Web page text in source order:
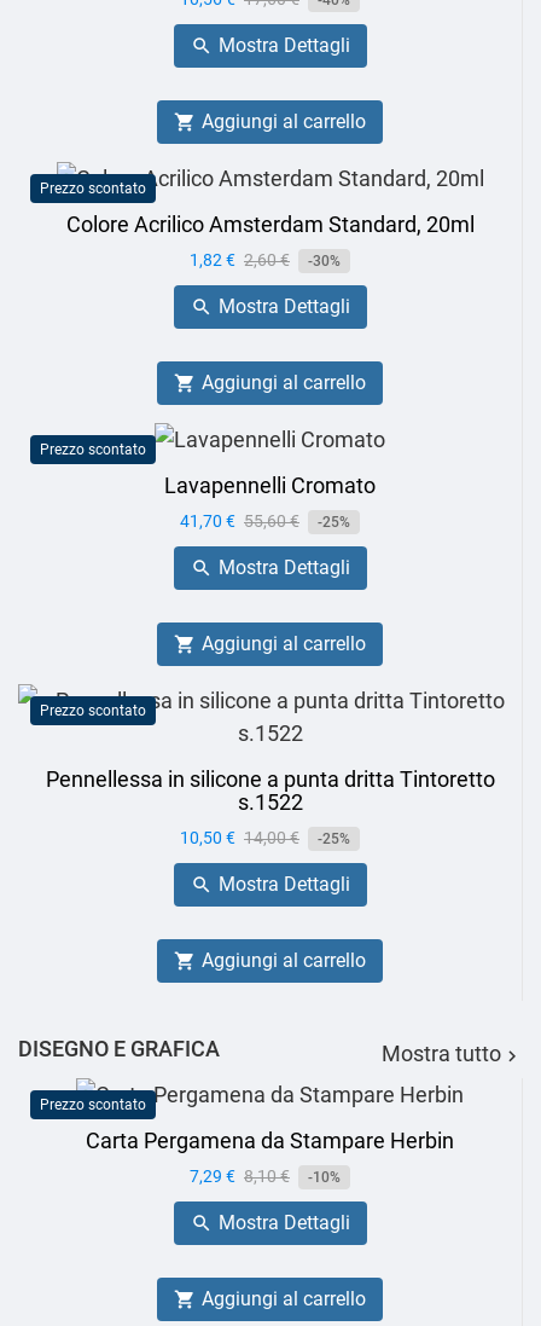
base
 Mostra Dettagli
 Aggiungi al carrello
Prezzo scontato
Colore Acrilico Amsterdam Standard, 20ml
Prezzo
1,82 € Prezzo
base
2,60 € -30%
 Mostra Dettagli
 Aggiungi al carrello
Prezzo scontato
Lavapennelli Cromato
Prezzo
41,70 € Prezzo
base
55,60 € -25%
 Mostra Dettagli
 Aggiungi al carrello
Prezzo scontato
Pennellessa in silicone a punta dritta Tintoretto
s.1522
Prezzo
10,50 € Prezzo
base
14,00 € -25%
 Mostra Dettagli
 Aggiungi al carrello
DISEGNO E GRAFICA Mostra tutto 
Prezzo scontato
Carta Pergamena da Stampare Herbin
Prezzo
7,29 € Prezzo
base
8,10 € -10%
 Mostra Dettagli
 Aggiungi al carrello